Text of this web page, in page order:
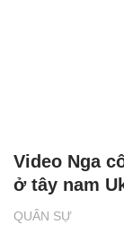
QUÂN SỰ
Video Nga
ở tây nam